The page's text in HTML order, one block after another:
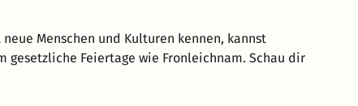
Menschen und Kulturen kennen, kannst
Feiertage wie Fronleichnam. Schau dir